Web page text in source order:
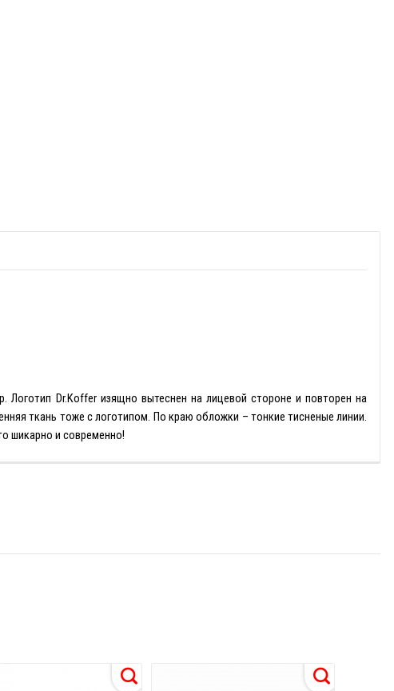
Dr.Koffer изящно вытеснен на лицевой стороне и повторен на
ткань тоже с логотипом. По краю обложки – тонкие тисненые линии.
шикарно и современно!